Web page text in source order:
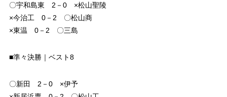
〇宇和島東 2－0 ×松山聖陵
×今治工 0－2 〇松山商
×東温 0－2 〇三島
■準々決勝｜ベスト8
〇新田 2－0 ×伊予